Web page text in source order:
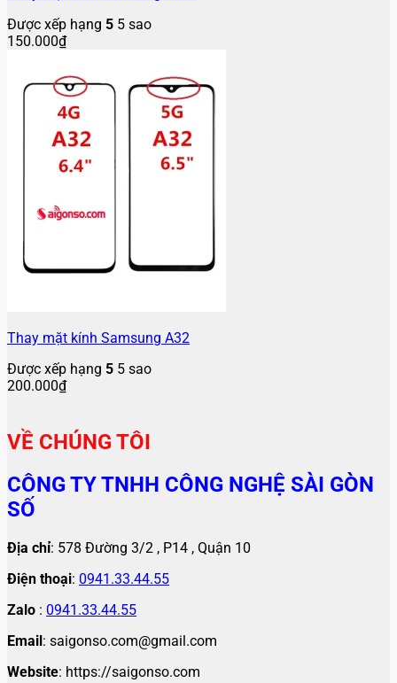
Được xếp hạng 5 5 sao
150.000₫
Thay mặt kính Samsung A32
Được xếp hạng 5 5 sao
200.000₫
VỀ CHÚNG TÔI
CÔNG TY TNHH CÔNG NGHỆ SÀI GÒN
SỐ
Địa chỉ: 578 Đường 3/2 , P14 , Quận 10
Điện thoại: 0941.33.44.55
Zalo : 0941.33.44.55
Email: saigonso.com@gmail.com
Website: https://saigonso.com